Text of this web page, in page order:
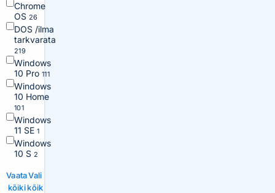
Chrome
OS 26
DOS /ilma
tarkvarata
219
Windows
10 Pro 111
Windows
10 Home
101
Windows
11 SE 1
Windows
10 S 2
Vaata
kõiki
Vali
kõik